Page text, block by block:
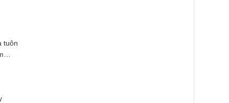
tuôn